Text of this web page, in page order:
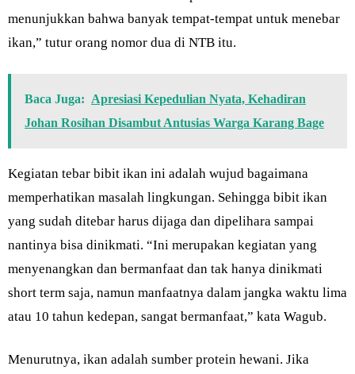
menunjukkan bahwa banyak tempat-tempat untuk menebar
ikan,” tutur orang nomor dua di NTB itu.
Baca Juga: Apresiasi Kepedulian Nyata, Kehadiran
Johan Rosihan Disambut Antusias Warga Karang Bage
Kegiatan tebar bibit ikan ini adalah wujud bagaimana
memperhatikan masalah lingkungan. Sehingga bibit ikan
yang sudah ditebar harus dijaga dan dipelihara sampai
nantinya bisa dinikmati. “Ini merupakan kegiatan yang
menyenangkan dan bermanfaat dan tak hanya dinikmati
short term saja, namun manfaatnya dalam jangka waktu lima
atau 10 tahun kedepan, sangat bermanfaat,” kata Wagub.
Menurutnya, ikan adalah sumber protein hewani. Jika